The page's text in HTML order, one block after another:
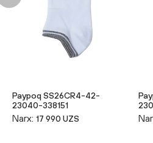
Paypoq SS26CR4-42-
23040-338151
Narx: 17 990 UZS